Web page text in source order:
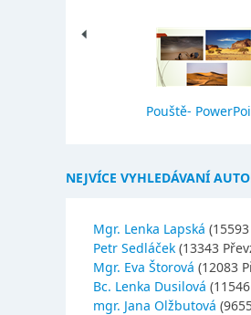
Pouště-
NEJVÍCE VYHLEDÁVANÍ
Mgr. Lenka Lapská
Petr Sedláček (13343
Mgr. Eva Štorová (12083
Bc. Lenka Dusilová
mgr. Jana Olžbutová